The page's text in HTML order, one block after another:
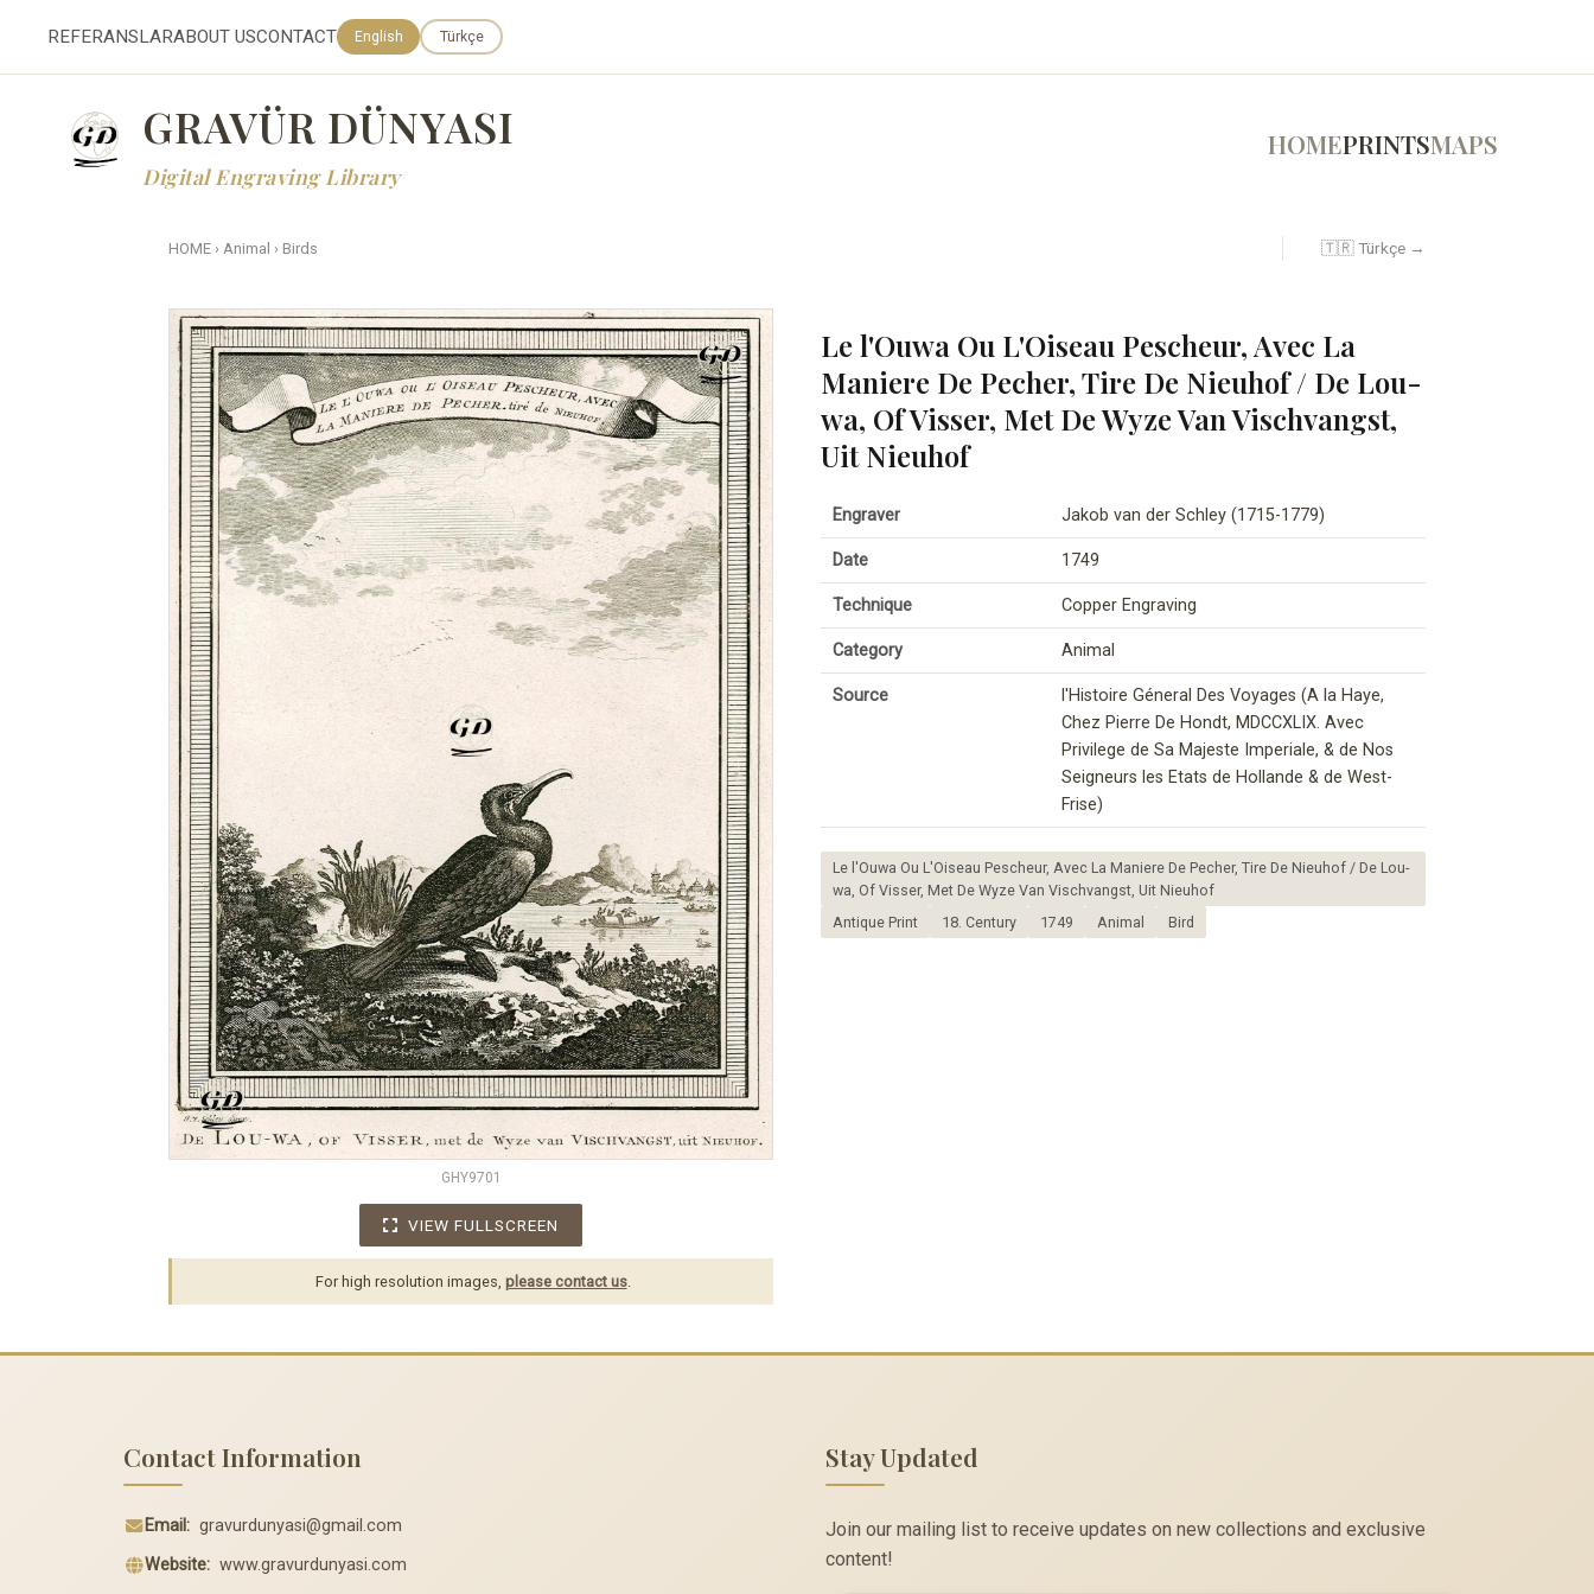
REFERANSLARABOUT USCONTACT English Türkçe
GRAVÜR DÜNYASI
Digital Engraving Library
HOMEPRINTSMAPS
HOME › Animal › Birds 🇹🇷 Türkçe →
GHY9701
VIEW FULLSCREEN
For high resolution images, please contact us.
Le l'Ouwa Ou L'Oiseau Pescheur, Avec La
Maniere De Pecher, Tire De Nieuhof / De Lou-
wa, Of Visser, Met De Wyze Van Vischvangst,
Uit Nieuhof
Engraver Jakob van der Schley (1715-1779)
Date 1749
Technique Copper Engraving
Category Animal
Source
l'Histoire Géneral Des Voyages (A la Haye,
Chez Pierre De Hondt, MDCCXLIX. Avec
Privilege de Sa Majeste Imperiale, & de Nos
Seigneurs les Etats de Hollande & de West-
Frise)
Le l'Ouwa Ou L'Oiseau Pescheur, Avec La Maniere De Pecher, Tire De Nieuhof / De Lou-
wa, Of Visser, Met De Wyze Van Vischvangst, Uit Nieuhof
Antique Print
18. Century 1749 Animal Bird
Contact Information
Email: gravurdunyasi@gmail.com
Website: www.gravurdunyasi.com
Stay Updated
Join our mailing list to receive updates on new collections and exclusive
content!